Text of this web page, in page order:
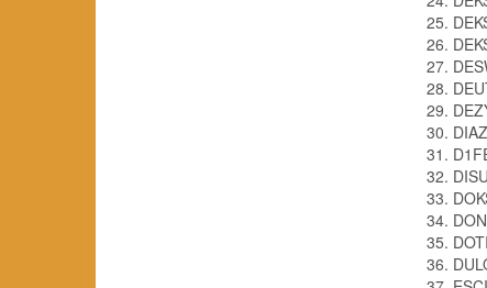
25.
26.
27.
28.
29.
30.
31.
32.
33.
34.
35.
36.